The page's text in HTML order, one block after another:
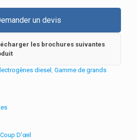
un devis
les brochures suivantes
diesel , Gamme de grands
D'œil